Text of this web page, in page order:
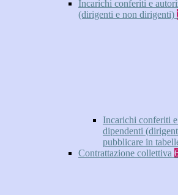
Incarichi conferiti e
(dirigenti e non dirigenti)
Incarichi conferiti
dipendenti
pubblicare in
Contrattazione collettiva